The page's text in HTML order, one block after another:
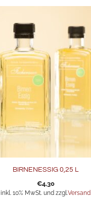
BIRNENESSIG 0,25 L
€4,30
inkl. 10% MwSt. und zzgl.Versand